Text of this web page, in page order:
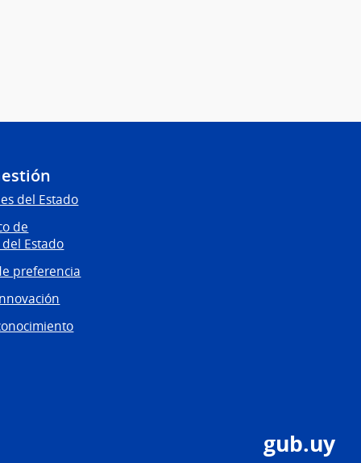
del Estado
de
Estado
preferencia
gub.uy